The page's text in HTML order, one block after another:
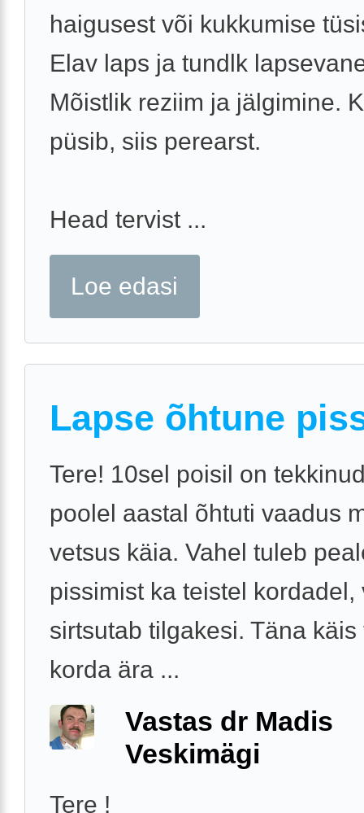
haigusest või kukkumise
Elav laps ja tundlk
Mõistlik reziim ja jälgimine.
püsib, siis perearst.
Head tervist ...
Loe edasi
Lapse õhtune
Tere! 10sel poisil on
poolel aastal õhtuti vaadus
vetsus käia. Vahel tuleb
pissimist ka teistel kordadel,
sirtsutab tilgakesi. Täna käis
korda ära ...
Vastas dr Madis
Veskimägi
Tere !